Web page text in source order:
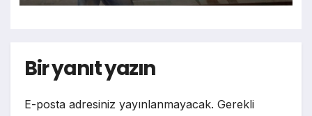
Bir yanıt yazın
E-posta adresiniz yayınlanmayacak. Gerekli